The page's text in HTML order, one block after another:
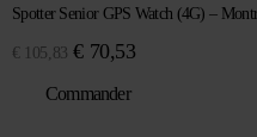
Spotter Senior GPS Watch (4G) –
€ 105,83 Le
initial
€ 70,53Le
Commander